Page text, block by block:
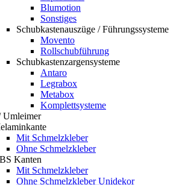
Blumotion
Sonstiges
Schubkastenauszüge / Führungssysteme
Movento
Rollschubführung
Schubkastenzargensysteme
Antaro
Legrabox
Metabox
Komplettsysteme
Umleimer
Mit Schmelzkleber
Ohne Schmelzkleber
Kanten
Mit Schmelzkleber
Ohne Schmelzkleber Unidekor